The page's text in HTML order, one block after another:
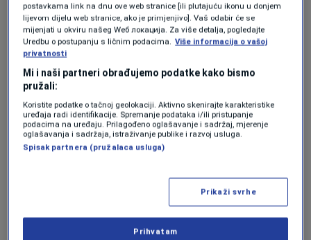
povrat investicije od 13 posto u proteklom
desetljeću, periodu u kojemu je Apple na
godišnjoj razini ostvarivao povrat od 26
posto.
Ciljevi za cijene dionica, koji se kreću
polako ili reagiraju na ranija kretanja, nisu
raširenog uvjerenja da su dionice Applea
već cjenovno ostvarile veliki dio
potencijalnih koristi. Najveći teret za
postavkama link na dnu ove web stranice [ili plutajuću ikonu u donjem
lijevom dijelu web stranice, ako je primjenjivo]. Vaš odabir će se
mijenjati u okviru našeg Wеб локација. Za više detalja, pogledajte
Uredbu o postupanju s ličnim podacima. Više informacija o vašoj
privatnosti
Mi i naši partneri obrađujemo podatke kako bismo
pružali:
Koristite podatke o tačnoj geolokaciji. Aktivno skenirajte karakteristike
uređaja radi identifikacije. Spremanje podataka i/ili pristupanje
podacima na uređaju. Prilagođeno oglašavanje i sadržaj, mjerenje
oglašavanja i sadržaja, istraživanje publike i razvoj usluga.
Spisak partnera (pružalaca usluga)
Prikaži svrhe
Prihvatam